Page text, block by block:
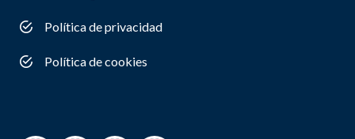
Política de privacidad
Política de cookies